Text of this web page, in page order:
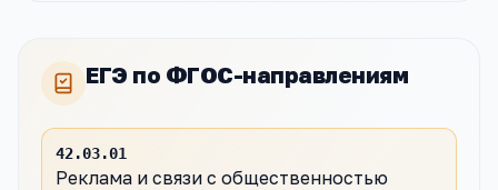
ЕГЭ по ФГОС-направлениям
42.03.01
Реклама и связи с общественностью